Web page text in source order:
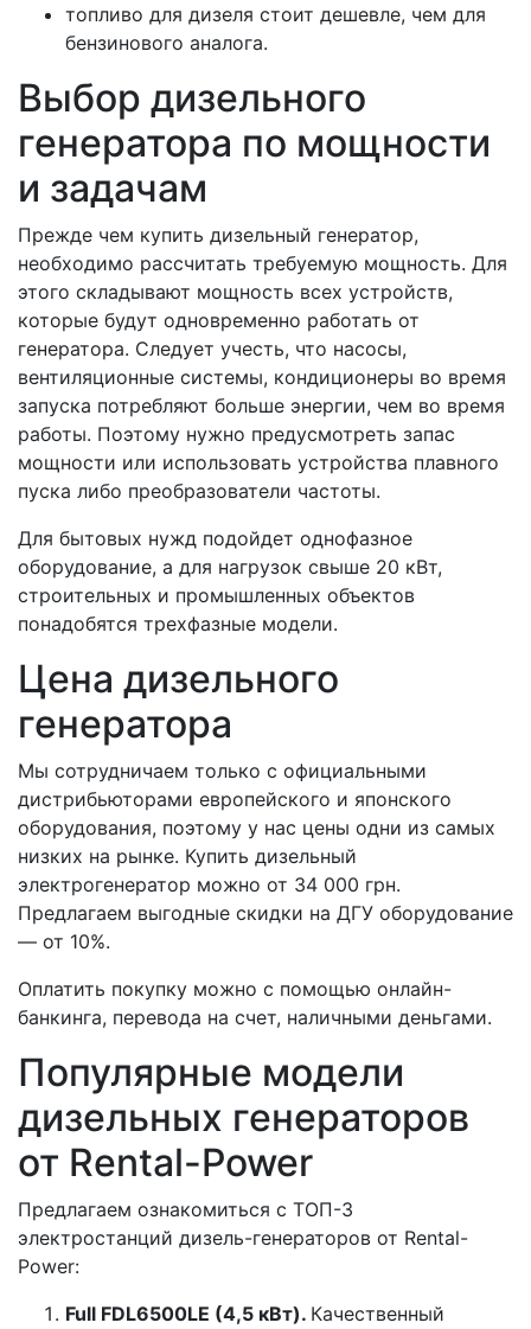
топливо для дизеля стоит дешевле, чем для
бензинового аналога.
Выбор дизельного
генератора по мощности
и задачам
Прежде чем купить дизельный генератор,
необходимо рассчитать требуемую мощность. Для
этого складывают мощность всех устройств,
которые будут одновременно работать от
генератора. Следует учесть, что насосы,
вентиляционные системы, кондиционеры во время
запуска потребляют больше энергии, чем во время
работы. Поэтому нужно предусмотреть запас
мощности или использовать устройства плавного
пуска либо преобразователи частоты.
Для бытовых нужд подойдет однофазное
оборудование, а для нагрузок свыше 20 кВт,
строительных и промышленных объектов
понадобятся трехфазные модели.
Цена дизельного
генератора
Мы сотрудничаем только с официальными
дистрибьюторами европейского и японского
оборудования, поэтому у нас цены одни из самых
низких на рынке. Купить дизельный
электрогенератор можно от 34 000 грн.
Предлагаем выгодные скидки на ДГУ оборудование
— от 10%.
Оплатить покупку можно с помощью онлайн-
банкинга, перевода на счет, наличными деньгами.
Популярные модели
дизельных генераторов
от Rental-Power
Предлагаем ознакомиться с ТОП-3
электростанций дизель-генераторов от Rental-
Power:
Full FDL6500LE (4,5 кВт). Качественный